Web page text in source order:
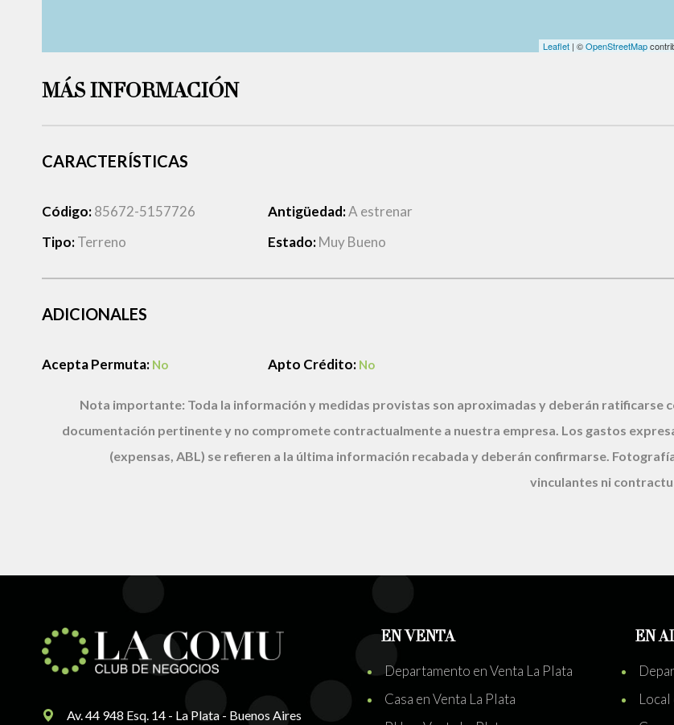
Leaflet| ©OpenStreetMap
MÁS INFORMACIÓN
CARACTERÍSTICAS
Código:85672-5157726
Tipo:Terreno
Antigüedad:A estrenar
Estado:Muy Bueno
ADICIONALES
Acepta Permuta: No Apto Crédito: No
Nota importante: Toda la información y medidas provistas son aproximadas y deberán ratificarse
documentación pertinente y no compromete contractualmente a nuestra empresa. Los gastos
(expensas, ABL) se refieren a la última información recabada y deberán confirmarse.
vinculantes ni
Av. 44 948 Esq. 14 - La Plata - Buenos Aires
EN VENTA
Departamento en Venta La Plata
Casa en Venta La Plata
EN